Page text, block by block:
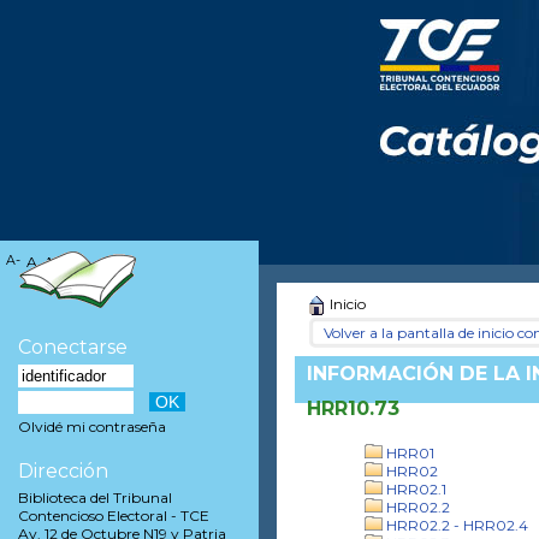
Inicio
Volver a la pantalla de inicio
INFORMACIÓN DE LA
HRR10.73
HRR01
HRR02
HRR02.1
HRR02.2
HRR02.2 - HRR02.4
A- A A+
Conectarse
Olvidé mi contraseña
Dirección
Biblioteca del Tribunal
Contencioso Electoral - TCE
Av. 12 de Octubre N19 y Patria